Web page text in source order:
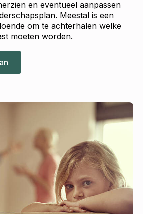
en eventueel aanpassen
Meestal is een
om te achterhalen welke
moeten worden.